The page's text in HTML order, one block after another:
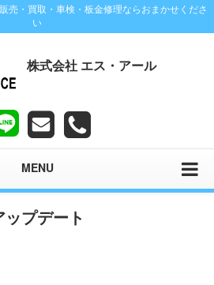
売・買取・車検・板金修理ならおまかせくださ
い
株式会社 エス・アール
MENU
ップデート